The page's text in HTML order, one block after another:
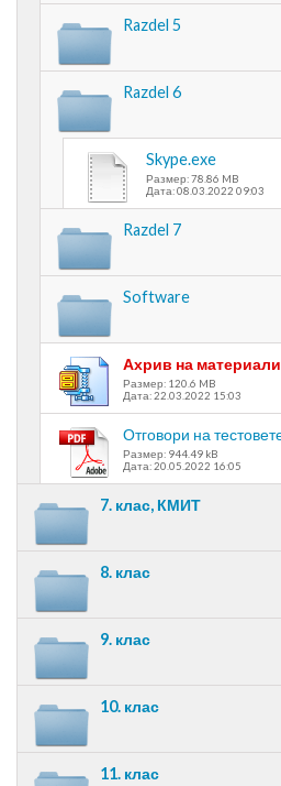
Razdel 5
Razdel 6
Skype.exe
Размер: 78.86 MB
Дата: 08.03.2022 09:03
Razdel 7
Software
Ахрив на
Размер: 120.6 MB
Дата: 22.03.2022 15:03
Отговори на
Размер: 944.49 kB
Дата: 20.05.2022 16:05
7. клас, КМИТ
8. клас
9. клас
10. клас
11. клас